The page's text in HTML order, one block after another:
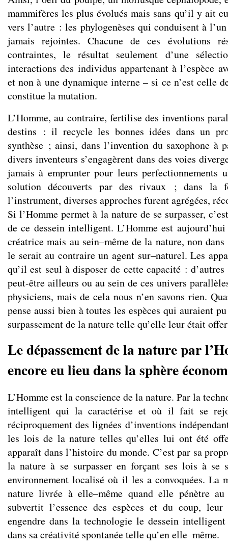
mammifères les plus évolués mais sans qu’il y ait
vers l’autre : les phylogenèses qui conduisent à
jamais rejointes. Chacune de ces évolutions
contraintes, le résultat seulement d’une
interactions des individus appartenant à l’espèce
et non à une dynamique interne – si ce n’est celle
constitue la mutation.
L’Homme, au contraire, fertilise des inventions
destins : il recycle les bonnes idées dans un
synthèse ; ainsi, dans l’invention du saxophone
divers inventeurs s’engagèrent dans des voies
jamais à emprunter pour leurs perfectionnements
solution découverts par des rivaux ; dans la
l’instrument, diverses approches furent agrégées,
Si l’Homme permet à la nature de se surpasser,
de ce dessein intelligent. L’Homme est
créatrice mais au sein–même de la nature, non
le serait au contraire un agent sur–naturel. Les
qu’il est seul à disposer de cette capacité :
peut-être ailleurs ou au sein de ces univers
physiciens, mais de cela nous n’en savons rien.
pense aussi bien à toutes les espèces qui auraient
surpassement de la nature telle qu’elle leur était
Le dépassement de la nature par
encore eu lieu dans la sphère
L’Homme est la conscience de la nature. Par la
intelligent qui la caractérise et où il fait se
réciproquement des lignées d’inventions
les lois de la nature telles qu’elles lui ont été
apparaît dans l’histoire du monde. C’est par sa
la nature à se surpasser en forçant ses lois à se
environnement localisé où il les a convoquées. La
nature livrée à elle–même quand elle pénètre
subvertit l’essence des espèces et du coup,
engendre dans la technologie le dessein
dans sa créativité spontanée telle qu’en elle–même.